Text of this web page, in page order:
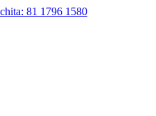
81 1796 1580